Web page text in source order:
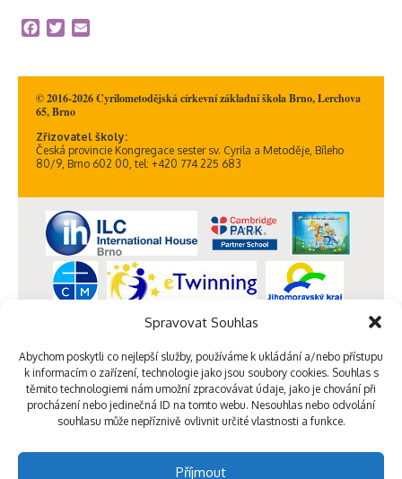
Spravovat Souhlas
Abychom poskytli co nejlepší služby, používáme k ukládání a/nebo přístupu
k informacím o zařízení, technologie jako jsou soubory cookies. Souhlas s
těmito technologiemi nám umožní zpracovávat údaje, jako je chování při
procházení nebo jedinečná ID na tomto webu. Nesouhlas nebo odvolání
souhlasu může nepříznivě ovlivnit určité vlastnosti a funkce.
Příjmout
Facebook
Twitter
© 2016-2026 Cyrilometodějská církevní základní škola Brno, Lerchova
65, Brno
Zřizovatel školy:
Česká provincie Kongregace sester sv. Cyrila a Metoděje, Bíleho
80/9, Brno 602 00, tel: +420 774 225 683